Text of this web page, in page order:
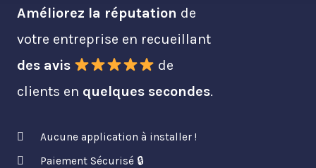
Améliorez la réputation de
votre entreprise en recueillant
des avis
de
clients en quelques secondes.
Aucune application à installer !
Paiement Sécurisé 🔒